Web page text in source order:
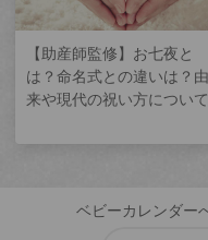
【助産師監修】お七夜と
は？命名式との違いは？由
来や現代の祝い方について
ベビーカレンダー